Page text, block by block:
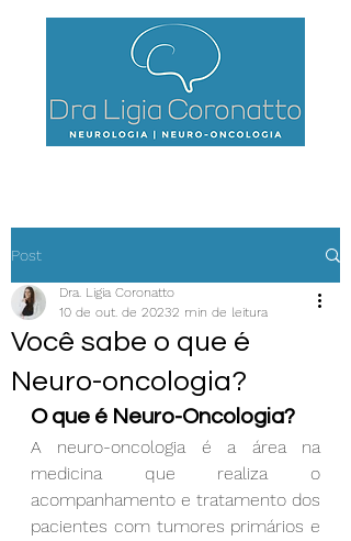
Post
Você sabe o que é
Neuro-oncologia?
Dra. Ligia Coronatto
10 de out. de 20232 min de leitura
O que é Neuro-Oncologia?
A neuro-oncologia é a área na
medicina que realiza o
acompanhamento e tratamento dos
pacientes com tumores primários e